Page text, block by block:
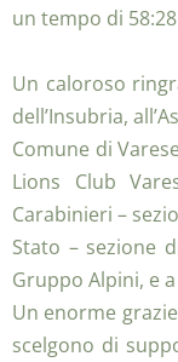
un tempo di
Un caloroso
dell’Insubria,
Comune di
Lions Club
Carabinieri –
Stato – sezione
Gruppo Alpini, e
Un enorme
scelgono di